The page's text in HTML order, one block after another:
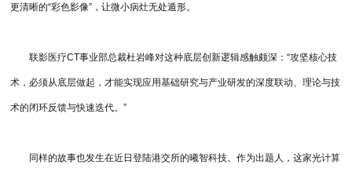
更清晰的“彩色影像”，让微小病灶无处遁形。
联影医疗CT事业部总裁杜岩峰对这种底层创新逻辑感触颇深：“攻坚核心技
术，必须从底层做起，才能实现应用基础研究与产业研发的深度联动、理论与技
术的闭环反馈与快速迭代。”
同样的故事也发生在近日登陆港交所的曦智科技。作为出题人，这家光计算